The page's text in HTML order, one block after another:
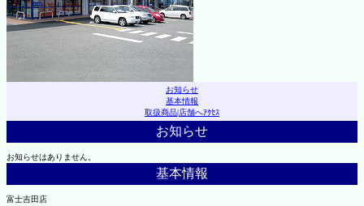
お知らせ
基本情報
取扱商品|店舗へｱｸｾｽ
お知らせ
お知らせはありません。
基本情報
富士吉田店